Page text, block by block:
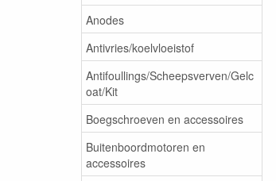
Anodes
Antivries/koelvloeistof
Antifoullings/Scheepsverven/Gelc
oat/Kit
Boegschroeven en accessoires
Buitenboordmotoren en
accessoires